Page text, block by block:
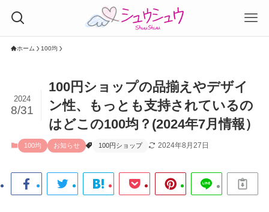
ホーム 100均
100円ショップの品揃えやデザイ
ン性、もっとも支持されているの
はどこの100均？(2024年7月情報）
2024
8/31
100均 お知らせ 100円ショップ 2024年8月27日